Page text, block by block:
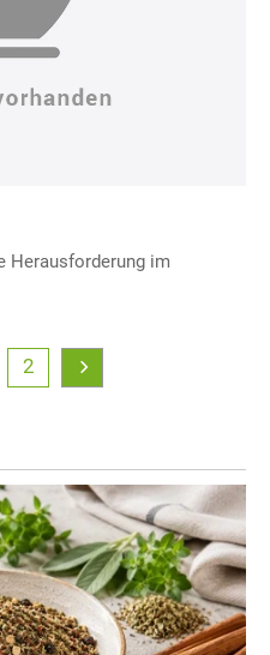
Herausforderung im
2